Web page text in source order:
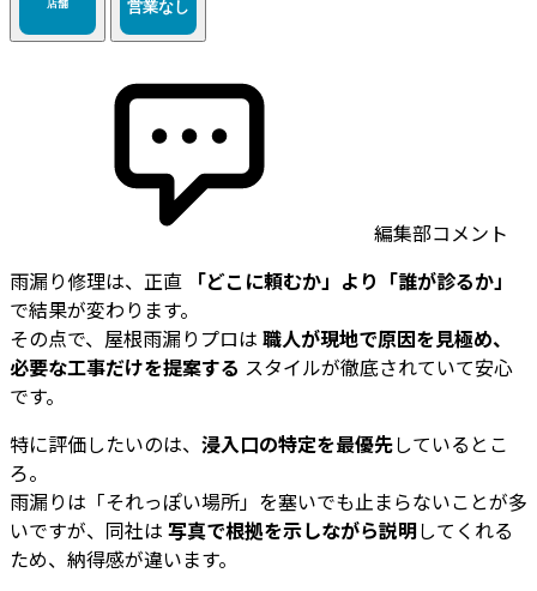
編集部コメント
雨漏り修理は、正直 「どこに頼むか」より「誰が診るか」
で結果が変わります。
その点で、屋根雨漏りプロは 職人が現地で原因を見極め、
必要な工事だけを提案する スタイルが徹底されていて安心
です。
特に評価したいのは、 浸入口の特定を最優先しているとこ
ろ。
雨漏りは「それっぽい場所」を塞いでも止まらないことが多
いですが、同社は 写真で根拠を示しながら説明してくれる
ため、納得感が違います。